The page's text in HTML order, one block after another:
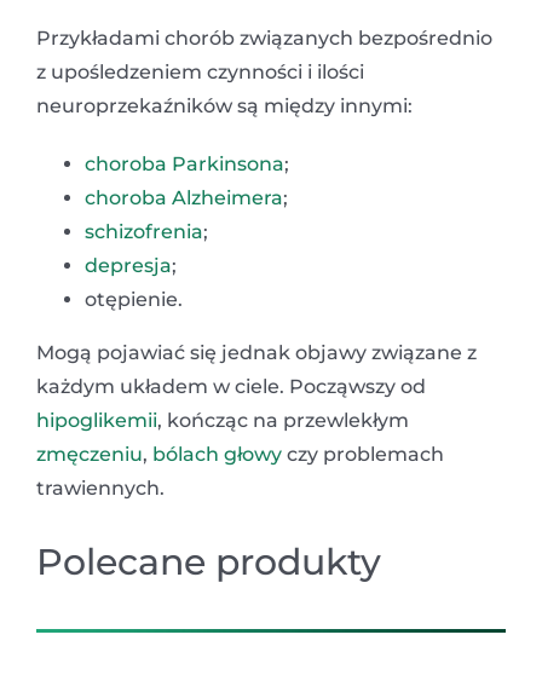
Przykładami chorób związanych bezpośrednio
z upośledzeniem czynności i ilości
neuroprzekaźników są między innymi:
choroba Parkinsona;
choroba Alzheimera;
schizofrenia;
depresja;
otępienie.
Mogą pojawiać się jednak objawy związane z
każdym układem w ciele. Począwszy od
hipoglikemii, kończąc na przewlekłym
zmęczeniu, bólach głowy czy problemach
trawiennych.
Polecane produkty